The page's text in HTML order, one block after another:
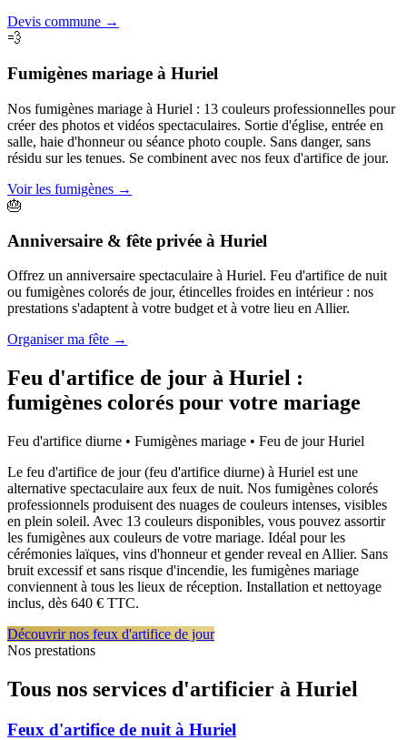
Devis commune →
💨
Fumigènes mariage à Huriel
Nos fumigènes mariage à Huriel : 13 couleurs professionnelles pour
créer des photos et vidéos spectaculaires. Sortie d'église, entrée en
salle, haie d'honneur ou séance photo couple. Sans danger, sans
résidu sur les tenues. Se combinent avec nos feux d'artifice de jour.
Voir les fumigènes →
🎂
Anniversaire & fête privée à Huriel
Offrez un anniversaire spectaculaire à Huriel. Feu d'artifice de nuit
ou fumigènes colorés de jour, étincelles froides en intérieur : nos
prestations s'adaptent à votre budget et à votre lieu en Allier.
Organiser ma fête →
Feu d'artifice de jour à Huriel :
fumigènes colorés pour votre mariage
Feu d'artifice diurne • Fumigènes mariage • Feu de jourHuriel
Le feu d'artifice de jour (feu d'artifice diurne) à Huriel est une
alternative spectaculaire aux feux de nuit. Nos fumigènes colorés
professionnels produisent des nuages de couleurs intenses, visibles
en plein soleil. Avec 13 couleurs disponibles, vous pouvez assortir
les fumigènes aux couleurs de votre mariage. Idéal pour les
cérémonies laïques, vins d'honneur et gender reveal en Allier. Sans
bruit excessif et sans risque d'incendie, les fumigènes mariage
conviennent à tous les lieux de réception. Installation et nettoyage
inclus, dès 640 € TTC.
Découvrir nos feux d'artifice de jour
Nos prestations
Tous nos services d'artificier à Huriel
Feux d'artifice de nuit à Huriel